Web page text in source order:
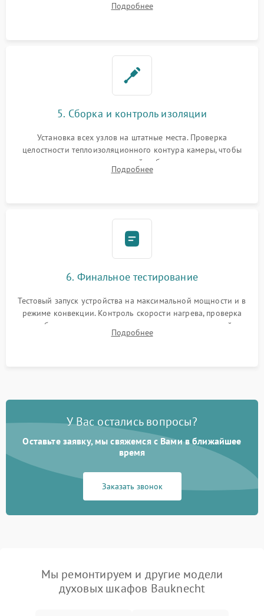
выгоревших реле, восстановление контактов и замена
Подробнее
5. Сборка и контроль изоляции
Установка всех узлов на штатные места. Проверка
целостности теплоизоляционного контура камеры, чтобы
исключить перегрев кухонной мебели и потерю тепла.
Надежная фиксация клемм и сборка корпуса шкафа.
Подробнее
6. Финальное тестирование
Тестовый запуск устройства на максимальной мощности и в
режиме конвекции. Контроль скорости нагрева, проверка
срабатывания термостата при достижении заданной
температуры и тест на отсутствие утечек тока.
Подробнее
У Вас остались вопросы?
Оставьте заявку, мы свяжемся с Вами в ближайшее
время
Заказать звонок
Мы ремонтируем и другие модели
духовых шкафов Bauknecht